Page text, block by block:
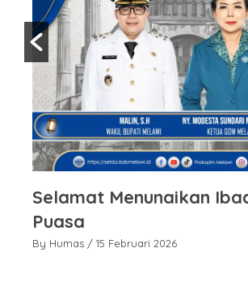
Selamat Menunaikan
Puasa
By Humas / 15 Februari 2026